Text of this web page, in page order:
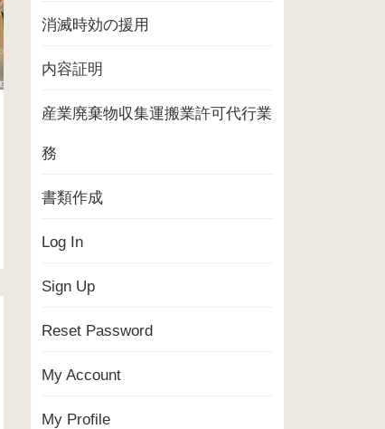
消滅時効の援用
内容証明
産業廃棄物収集運搬業許可代行業
務
書類作成
Log In
Sign Up
Reset Password
My Account
My Profile